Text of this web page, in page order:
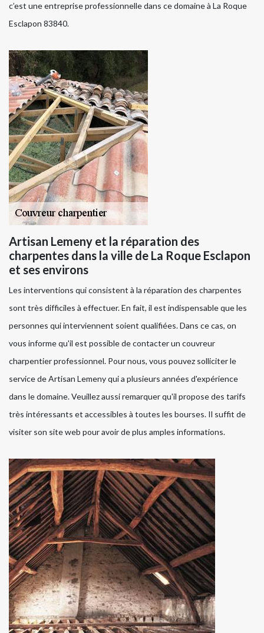
c’est une entreprise professionnelle dans ce domaine à La Roque
Esclapon 83840.
Artisan Lemeny et la réparation des
charpentes dans la ville de La Roque Esclapon
et ses environs
Les interventions qui consistent à la réparation des charpentes
sont très difficiles à effectuer. En fait, il est indispensable que les
personnes qui interviennent soient qualifiées. Dans ce cas, on
vous informe qu'il est possible de contacter un couvreur
charpentier professionnel. Pour nous, vous pouvez solliciter le
service de Artisan Lemeny qui a plusieurs années d'expérience
dans le domaine. Veuillez aussi remarquer qu'il propose des tarifs
très intéressants et accessibles à toutes les bourses. Il suffit de
visiter son site web pour avoir de plus amples informations.